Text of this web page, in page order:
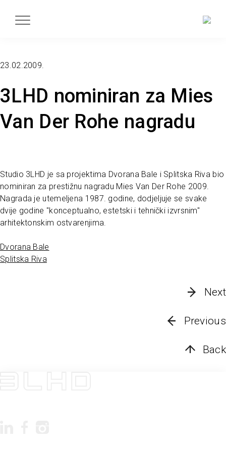
3LHD nominiran za Mies
Van Der Rohe nagradu
23.02.2009.
Studio 3LHD je sa projektima Dvorana Bale i Splitska Riva bio
nominiran za prestižnu nagradu Mies Van Der Rohe 2009.
Nagrada je utemeljena 1987. godine, dodjeljuje se svake
dvije godine "konceptualno, estetski i tehnički izvrsnim"
arhitektonskim ostvarenjima.
Dvorana Bale
Splitska Riva
Next
Previous
Back